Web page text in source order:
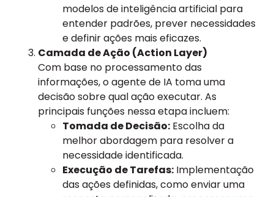
modelos de inteligência artificial para
entender padrões, prever necessidades
e definir ações mais eficazes.
Camada de Ação (Action Layer)
Com base no processamento das
informações, o agente de IA toma uma
decisão sobre qual ação executar. As
principais funções nessa etapa incluem:
Tomada de Decisão: Escolha da
melhor abordagem para resolver a
necessidade identificada.
Execução de Tarefas: Implementação
das ações definidas, como enviar uma